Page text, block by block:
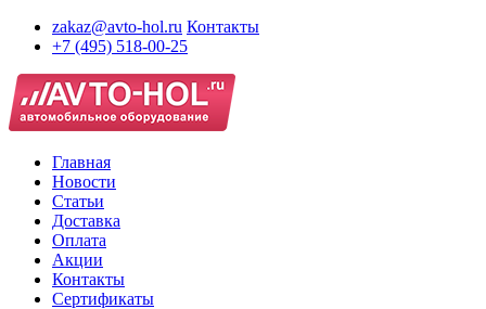
zakaz@avto-hol.ru Контакты
+7 (495) 518-00-25
Главная
Новости
Статьи
Доставка
Оплата
Акции
Контакты
Сертификаты